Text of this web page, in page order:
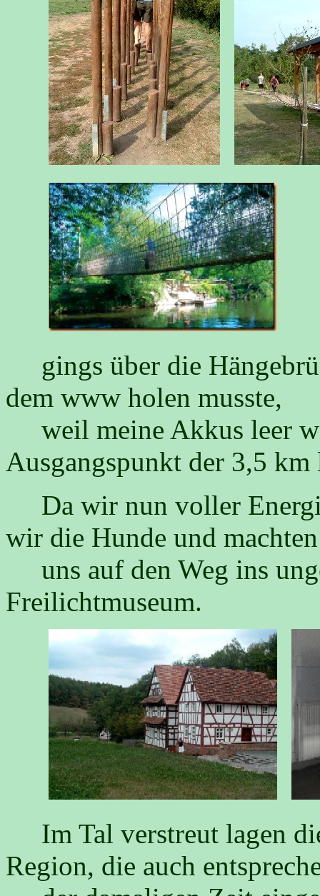
gings über die
dem www holen musste,
weil meine Akkus leer
Ausgangspunkt der 3,5 km
Da wir nun voller
wir die Hunde und machten
uns auf den Weg ins
Freilichtmuseum.
Im Tal verstreut lagen
Region, die auch